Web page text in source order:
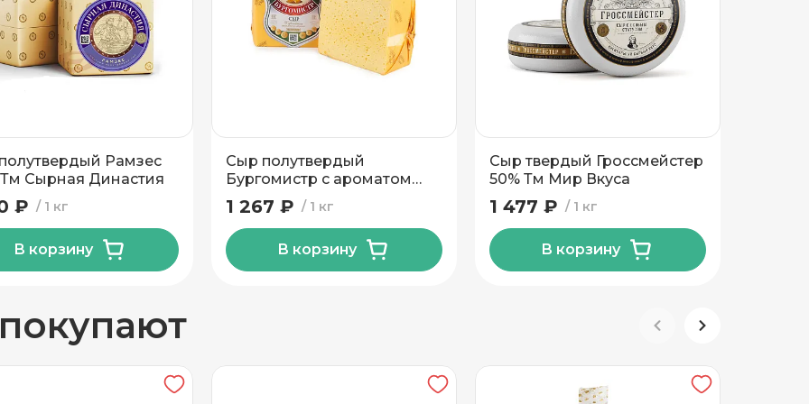
добавку-краситель Е160b).
6 месяцев
45
Полимерная пленка
Рамзес
Тм Сырная Династия
1 кг
₽
В корзину
Сыр полутвердый
Бургомистр с ароматом
топлёного молока 50% Тм
Кобринские Сыры
1 кг
1 267 ₽
В корзину
Сыр твердый Гроссмейстер
50% Тм Мир Вкуса
1 кг
1 477 ₽
В корзину